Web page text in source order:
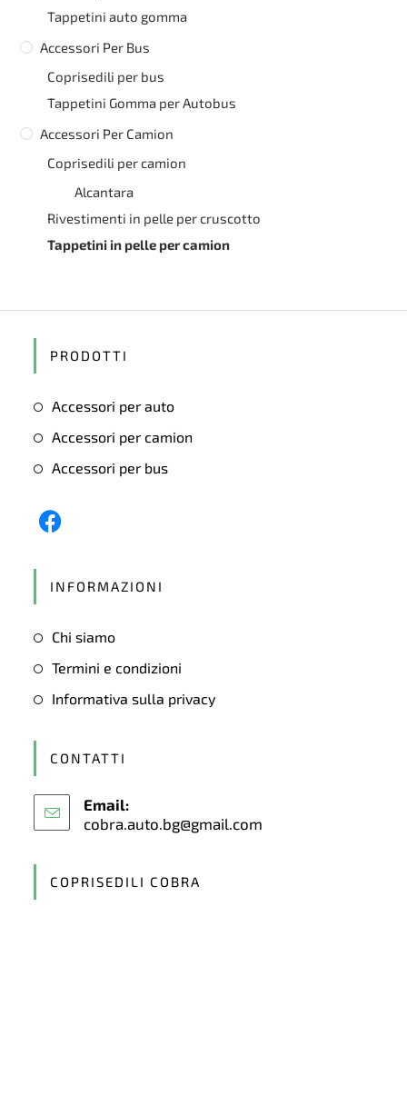
Tappetini auto gomma
Accessori Per Bus
Coprisedili per bus
Tappetini Gomma per Autobus
Accessori Per Camion
Coprisedili per camion
Alcantara
Rivestimenti in pelle per cruscotto
Tappetini in pelle per camion
PRODOTTI
Accessori per auto
Accessori per camion
Accessori per bus
tab
INFORMAZIONI
Chi siamo
Termini e condizioni
Informativa sulla privacy
CONTATTI
Email:
cobra.auto.bg@gmail.com
COPRISEDILI COBRA